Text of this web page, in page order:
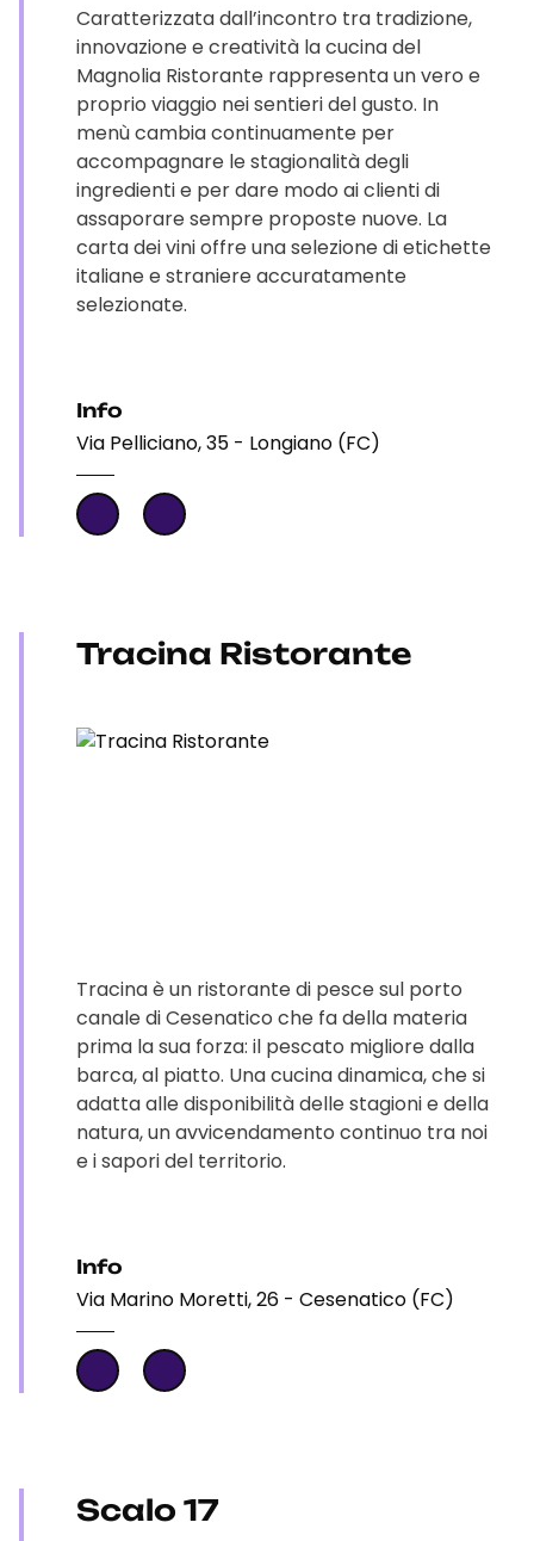
Caratterizzata dall’incontro tra tradizione,
innovazione e creatività la cucina del
Magnolia Ristorante rappresenta un vero e
proprio viaggio nei sentieri del gusto. In
menù cambia continuamente per
accompagnare le stagionalità degli
ingredienti e per dare modo ai clienti di
assaporare sempre proposte nuove. La
carta dei vini offre una selezione di etichette
italiane e straniere accuratamente
selezionate.
Info
Via Pelliciano, 35 - Longiano (FC)
Tracina Ristorante
Tracina è un ristorante di pesce sul porto
canale di Cesenatico che fa della materia
prima la sua forza: il pescato migliore dalla
barca, al piatto. Una cucina dinamica, che si
adatta alle disponibilità delle stagioni e della
natura, un avvicendamento continuo tra noi
e i sapori del territorio.
Info
Via Marino Moretti, 26 - Cesenatico (FC)
Scalo 17